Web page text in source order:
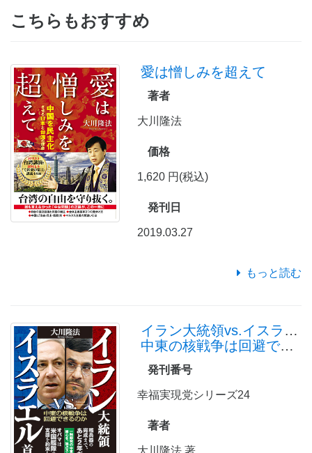
こちらもおすすめ
愛は憎しみを超えて
著者
大川隆法
価格
1,620 円(税込)
発刊日
2019.03.27
もっと読む
イラン大統領vs.イスラエル首相
中東の核戦争は回避できるのか
発刊番号
幸福実現党シリーズ24
著者